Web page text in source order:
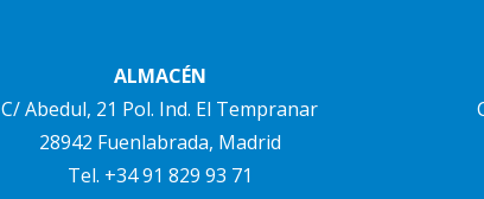
ALMACÉN
C/ Abedul, 21 Pol. Ind. El Tempranar
28942 Fuenlabrada, Madrid
Tel. +34 91 829 93 71